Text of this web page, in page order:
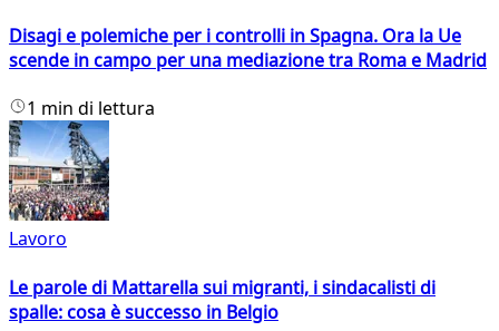
Disagi e polemiche per i controlli in Spagna. Ora la Ue
scende in campo per una mediazione tra Roma e Madrid
1 min di lettura
Lavoro
Le parole di Mattarella sui migranti, i sindacalisti di
spalle: cosa è successo in Belgio